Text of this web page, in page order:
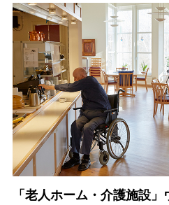
「老人ホーム・介護施設